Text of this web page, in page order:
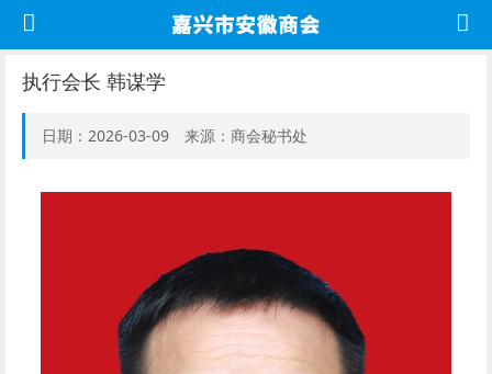
执行会长 韩谋学
日期：2026-03-09 来源：商会秘书处